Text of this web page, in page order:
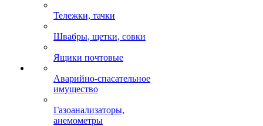
Тележки, тачки
Швабры, щетки, совки
Ящики почтовые
Аварийно-спасательное
имущество
Газоанализаторы,
анемометры